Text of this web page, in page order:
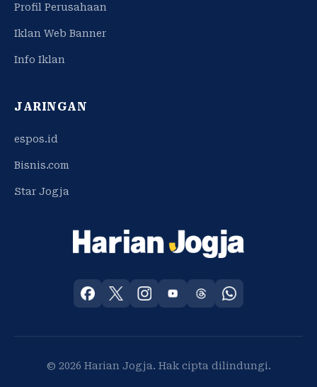
Profil Perusahaan
Iklan Web Banner
Info Iklan
JARINGAN
espos.id
Bisnis.com
Star Jogja
© 2026 Harian Jogja. Hak cipta dilindungi.